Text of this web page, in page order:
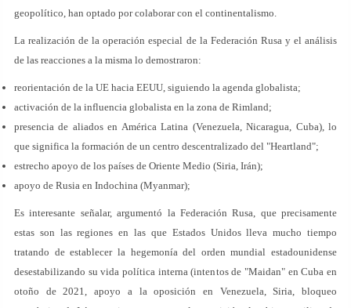
geopolítico, han optado por colaborar con el continentalismo.
La realización de la operación especial de la Federación Rusa y el análisis
de las reacciones a la misma lo demostraron:
reorientación de la UE hacia EEUU, siguiendo la agenda globalista;
activación de la influencia globalista en la zona de Rimland;
presencia de aliados en América Latina (Venezuela, Nicaragua, Cuba), lo
que significa la formación de un centro descentralizado del "Heartland";
estrecho apoyo de los países de Oriente Medio (Siria, Irán);
apoyo de Rusia en Indochina (Myanmar);
Es interesante señalar, argumentó la Federación Rusa, que precisamente
estas son las regiones en las que Estados Unidos lleva mucho tiempo
tratando de establecer la hegemonía del orden mundial estadounidense
desestabilizando su vida política interna (intentos de "Maidan" en Cuba en
otoño de 2021, apoyo a la oposición en Venezuela, Siria, bloqueo